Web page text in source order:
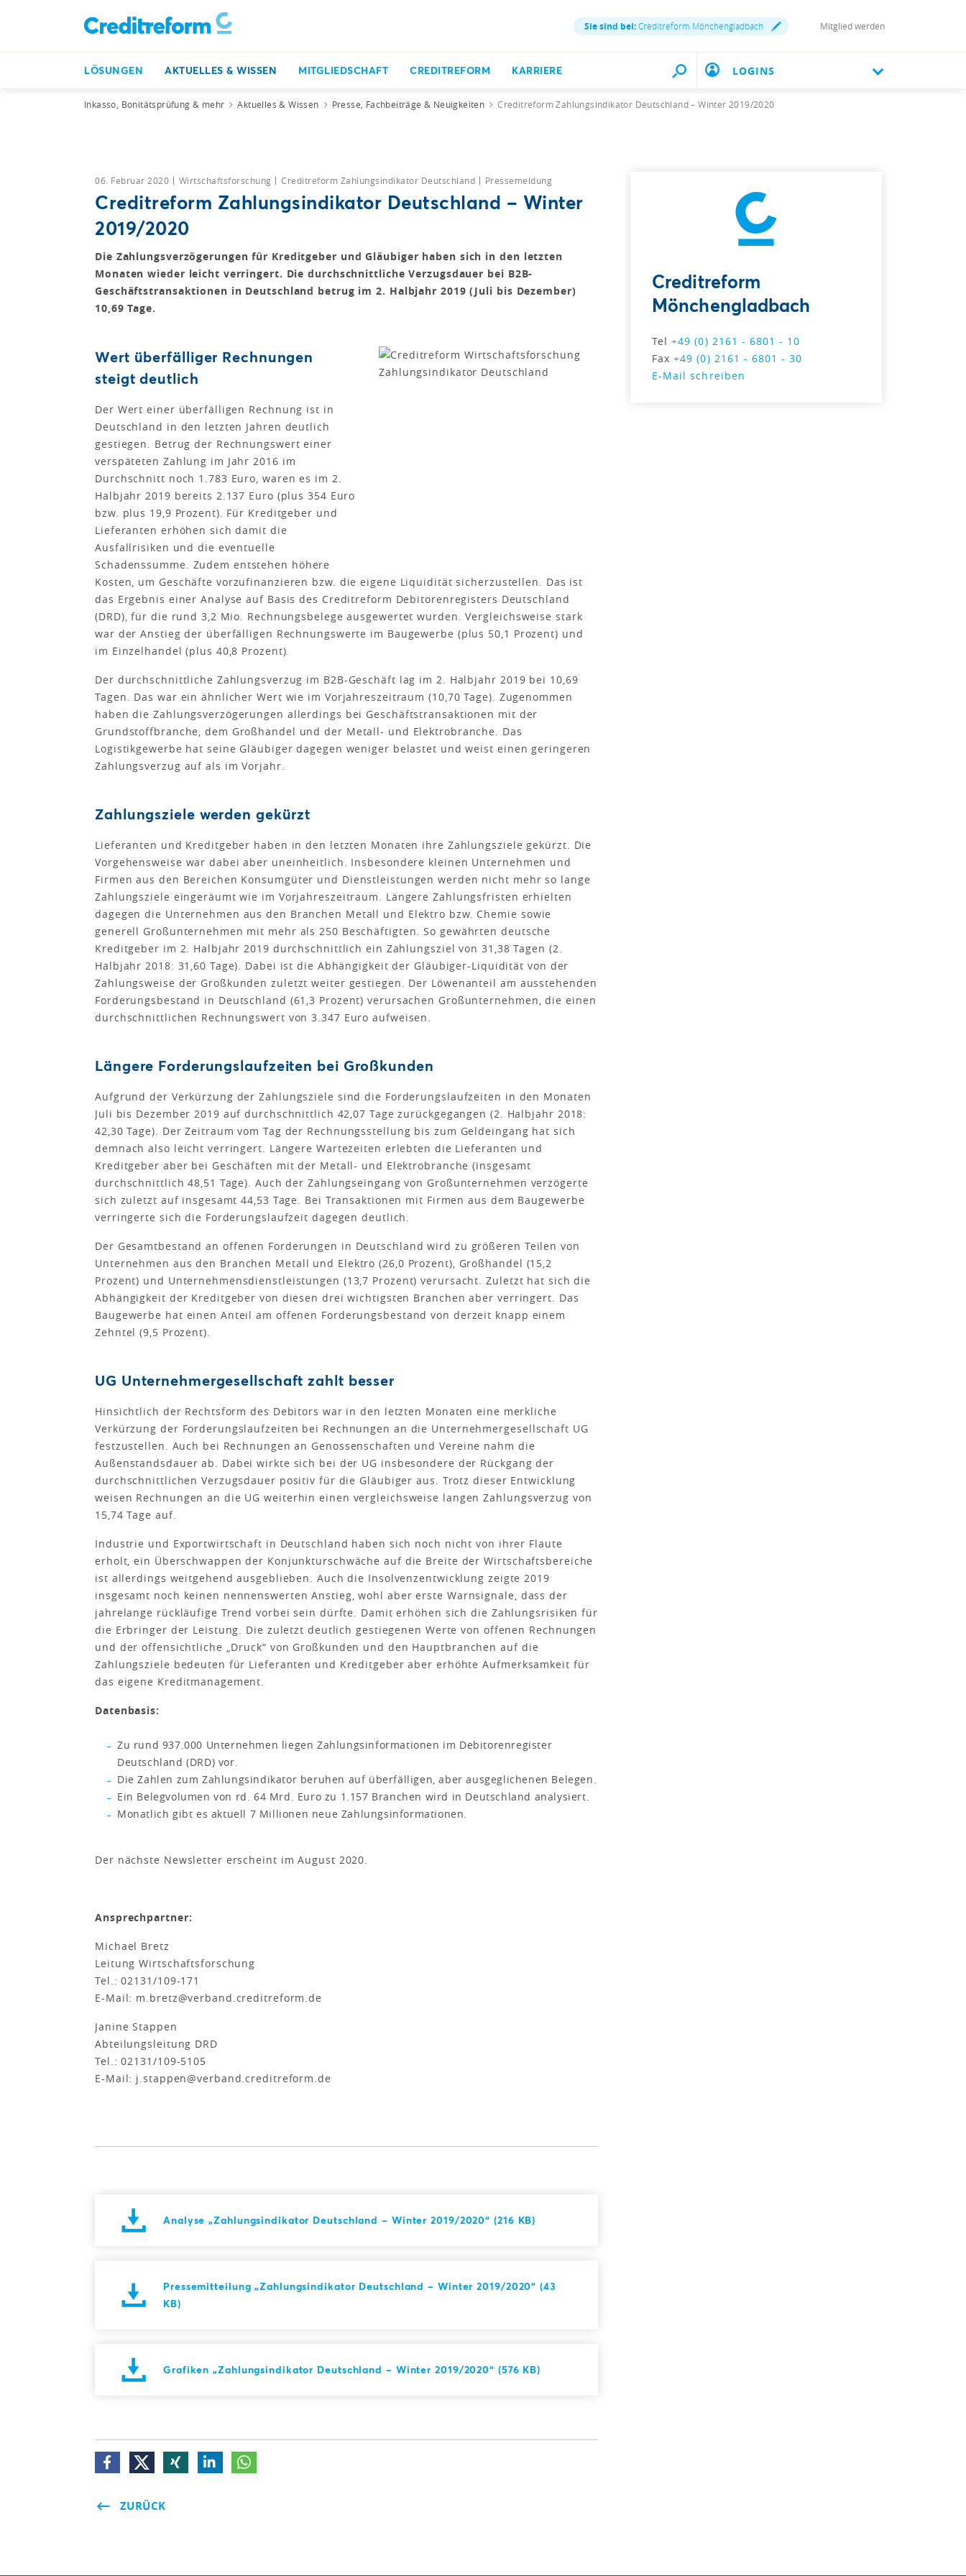
Sie sind bei:Creditreform Mönchengladbach Mitglied werden
LÖSUNGEN AKTUELLES & WISSEN MITGLIEDSCHAFT CREDITREFORM KARRIERE LOGINS
Inkasso, Bonitätsprüfung & mehr Aktuelles & Wissen Presse, Fachbeiträge & Neuigkeiten Creditreform Zahlungsindikator Deutschland – Winter 2019/2020
06. Februar 2020 Wirtschaftsforschung Creditreform Zahlungsindikator Deutschland Pressemeldung
Creditreform Zahlungsindikator Deutschland – Winter
2019/2020
Die Zahlungsverzögerungen für Kreditgeber und Gläubiger haben sich in den letzten
Monaten wieder leicht verringert. Die durchschnittliche Verzugsdauer bei B2B-
Geschäftstransaktionen in Deutschland betrug im 2. Halbjahr 2019 (Juli bis Dezember)
10,69 Tage.
Wert überfälliger Rechnungen
steigt deutlich
Der Wert einer überfälligen Rechnung ist in
Deutschland in den letzten Jahren deutlich
gestiegen. Betrug der Rechnungswert einer
verspäteten Zahlung im Jahr 2016 im
Durchschnitt noch 1.783 Euro, waren es im 2.
Halbjahr 2019 bereits 2.137 Euro (plus 354 Euro
bzw. plus 19,9 Prozent). Für Kreditgeber und
Lieferanten erhöhen sich damit die
Ausfallrisiken und die eventuelle
Schadenssumme. Zudem entstehen höhere
Kosten, um Geschäfte vorzufinanzieren bzw. die eigene Liquidität sicherzustellen. Das ist
das Ergebnis einer Analyse auf Basis des Creditreform Debitorenregisters Deutschland
(DRD), für die rund 3,2 Mio. Rechnungsbelege ausgewertet wurden. Vergleichsweise stark
war der Anstieg der überfälligen Rechnungswerte im Baugewerbe (plus 50,1 Prozent) und
im Einzelhandel (plus 40,8 Prozent).
Der durchschnittliche Zahlungsverzug im B2B-Geschäft lag im 2. Halbjahr 2019 bei 10,69
Tagen. Das war ein ähnlicher Wert wie im Vorjahreszeitraum (10,70 Tage). Zugenommen
haben die Zahlungsverzögerungen allerdings bei Geschäftstransaktionen mit der
Grundstoffbranche, dem Großhandel und der Metall- und Elektrobranche. Das
Logistikgewerbe hat seine Gläubiger dagegen weniger belastet und weist einen geringeren
Zahlungsverzug auf als im Vorjahr.
Zahlungsziele werden gekürzt
Lieferanten und Kreditgeber haben in den letzten Monaten ihre Zahlungsziele gekürzt. Die
Vorgehensweise war dabei aber uneinheitlich. Insbesondere kleinen Unternehmen und
Firmen aus den Bereichen Konsumgüter und Dienstleistungen werden nicht mehr so lange
Zahlungsziele eingeräumt wie im Vorjahreszeitraum. Längere Zahlungsfristen erhielten
dagegen die Unternehmen aus den Branchen Metall und Elektro bzw. Chemie sowie
generell Großunternehmen mit mehr als 250 Beschäftigten. So gewährten deutsche
Kreditgeber im 2. Halbjahr 2019 durchschnittlich ein Zahlungsziel von 31,38 Tagen (2.
Halbjahr 2018: 31,60 Tage). Dabei ist die Abhängigkeit der Gläubiger-Liquidität von der
Zahlungsweise der Großkunden zuletzt weiter gestiegen. Der Löwenanteil am ausstehenden
Forderungsbestand in Deutschland (61,3 Prozent) verursachen Großunternehmen, die einen
durchschnittlichen Rechnungswert von 3.347 Euro aufweisen.
Längere Forderungslaufzeiten bei Großkunden
Aufgrund der Verkürzung der Zahlungsziele sind die Forderungslaufzeiten in den Monaten
Juli bis Dezember 2019 auf durchschnittlich 42,07 Tage zurückgegangen (2. Halbjahr 2018:
42,30 Tage). Der Zeitraum vom Tag der Rechnungsstellung bis zum Geldeingang hat sich
demnach also leicht verringert. Längere Wartezeiten erlebten die Lieferanten und
Kreditgeber aber bei Geschäften mit der Metall- und Elektrobranche (insgesamt
durchschnittlich 48,51 Tage). Auch der Zahlungseingang von Großunternehmen verzögerte
sich zuletzt auf insgesamt 44,53 Tage. Bei Transaktionen mit Firmen aus dem Baugewerbe
verringerte sich die Forderungslaufzeit dagegen deutlich.
Der Gesamtbestand an offenen Forderungen in Deutschland wird zu größeren Teilen von
Unternehmen aus den Branchen Metall und Elektro (26,0 Prozent), Großhandel (15,2
Prozent) und Unternehmensdienstleistungen (13,7 Prozent) verursacht. Zuletzt hat sich die
Abhängigkeit der Kreditgeber von diesen drei wichtigsten Branchen aber verringert. Das
Baugewerbe hat einen Anteil am offenen Forderungsbestand von derzeit knapp einem
Zehntel (9,5 Prozent).
UG Unternehmergesellschaft zahlt besser
Hinsichtlich der Rechtsform des Debitors war in den letzten Monaten eine merkliche
Verkürzung der Forderungslaufzeiten bei Rechnungen an die Unternehmergesellschaft UG
festzustellen. Auch bei Rechnungen an Genossenschaften und Vereine nahm die
Außenstandsdauer ab. Dabei wirkte sich bei der UG insbesondere der Rückgang der
durchschnittlichen Verzugsdauer positiv für die Gläubiger aus. Trotz dieser Entwicklung
weisen Rechnungen an die UG weiterhin einen vergleichsweise langen Zahlungsverzug von
15,74 Tage auf.
Industrie und Exportwirtschaft in Deutschland haben sich noch nicht von ihrer Flaute
erholt, ein Überschwappen der Konjunkturschwäche auf die Breite der Wirtschaftsbereiche
ist allerdings weitgehend ausgeblieben. Auch die Insolvenzentwicklung zeigte 2019
insgesamt noch keinen nennenswerten Anstieg, wohl aber erste Warnsignale, dass der
jahrelange rückläufige Trend vorbei sein dürfte. Damit erhöhen sich die Zahlungsrisiken für
die Erbringer der Leistung. Die zuletzt deutlich gestiegenen Werte von offenen Rechnungen
und der offensichtliche „Druck“ von Großkunden und den Hauptbranchen auf die
Zahlungsziele bedeuten für Lieferanten und Kreditgeber aber erhöhte Aufmerksamkeit für
das eigene Kreditmanagement.
Datenbasis:
Zu rund 937.000 Unternehmen liegen Zahlungsinformationen im Debitorenregister
Deutschland (DRD) vor.
Die Zahlen zum Zahlungsindikator beruhen auf überfälligen, aber ausgeglichenen Belegen.
Ein Belegvolumen von rd. 64 Mrd. Euro zu 1.157 Branchen wird in Deutschland analysiert.
Monatlich gibt es aktuell 7 Millionen neue Zahlungsinformationen.
Der nächste Newsletter erscheint im August 2020.
Ansprechpartner:
Michael Bretz
Leitung Wirtschaftsforschung
Tel.: 02131/109-171
E-Mail: m.bretz@verband.creditreform.de
Janine Stappen
Abteilungsleitung DRD
Tel.: 02131/109-5105
E-Mail: j.stappen@verband.creditreform.de
Analyse „Zahlungsindikator Deutschland – Winter 2019/2020“ (216 KB)
Pressemitteilung „Zahlungsindikator Deutschland – Winter 2019/2020“ (43
KB)
Grafiken „Zahlungsindikator Deutschland – Winter 2019/2020“ (576 KB)
ZURÜCK
Creditreform
Mönchengladbach
Tel+49 (0) 2161 - 6801 - 10
Fax+49 (0) 2161 - 6801 - 30
E-Mail schreiben